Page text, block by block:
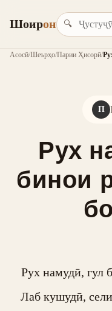
Шоирон 🔍
Асосӣ/Шеърҳо/Парии Ҳисорӣ/
П
Рух
бинои
Рух намудӣ, гул
Лаб кушудӣ,